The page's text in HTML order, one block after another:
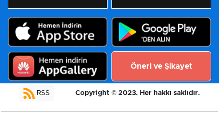
Öneri ve Şikayet
RSS Copyright © 2023. Her hakkı saklıdır.